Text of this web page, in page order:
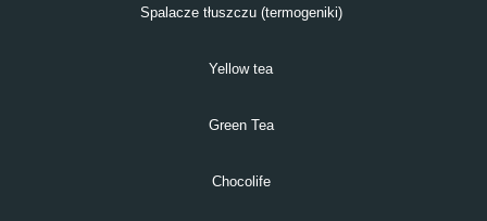
Spalacze tłuszczu (termogeniki)
Yellow tea
Green Tea
Chocolife